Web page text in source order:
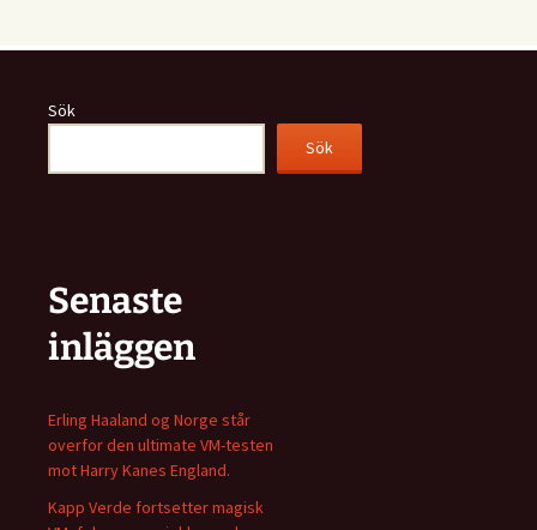
Sök
Sök
Senaste
inläggen
Erling Haaland og Norge står
overfor den ultimate VM-testen
mot Harry Kanes England.
Kapp Verde fortsetter magisk